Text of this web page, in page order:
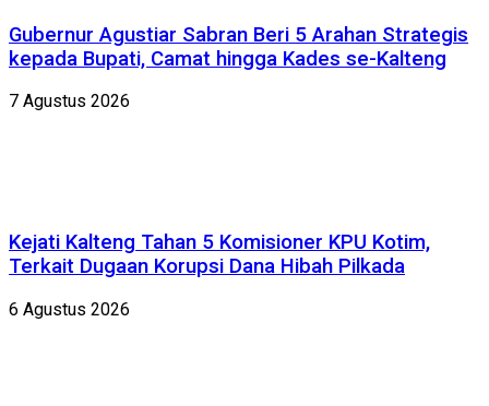
Gubernur Agustiar Sabran Beri 5 Arahan Strategis
kepada Bupati, Camat hingga Kades se-Kalteng
7 Agustus 2026
Kejati Kalteng Tahan 5 Komisioner KPU Kotim,
Terkait Dugaan Korupsi Dana Hibah Pilkada
6 Agustus 2026